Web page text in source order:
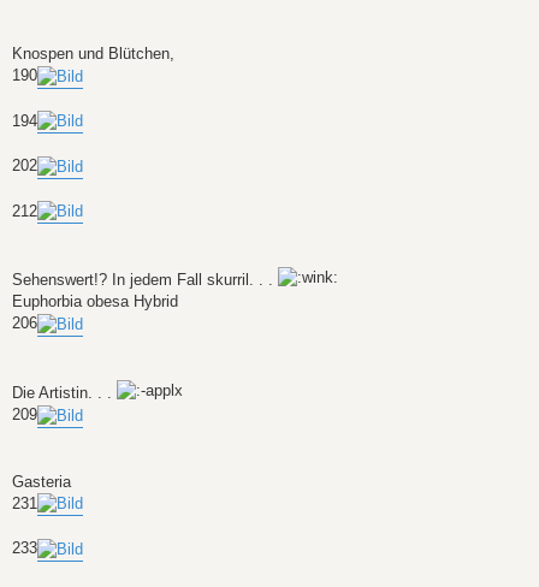
Knospen und Blütchen,
190
194
202
212
Sehenswert!? In jedem Fall skurril. . .
Euphorbia obesa Hybrid
206
Die Artistin. . .
209
Gasteria
231
233